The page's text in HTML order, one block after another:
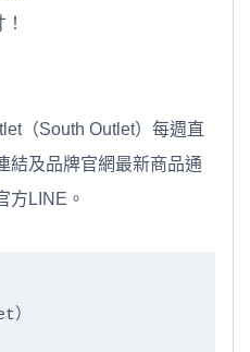
（South Outlet）每週直
結及品牌官網最新商品通
方LINE。